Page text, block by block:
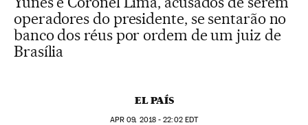
operadores do presidente, se sentarão no
banco dos réus por ordem de um juiz de
Brasília
EL PAÍS
APR 09, 2018 - 22:02EDT